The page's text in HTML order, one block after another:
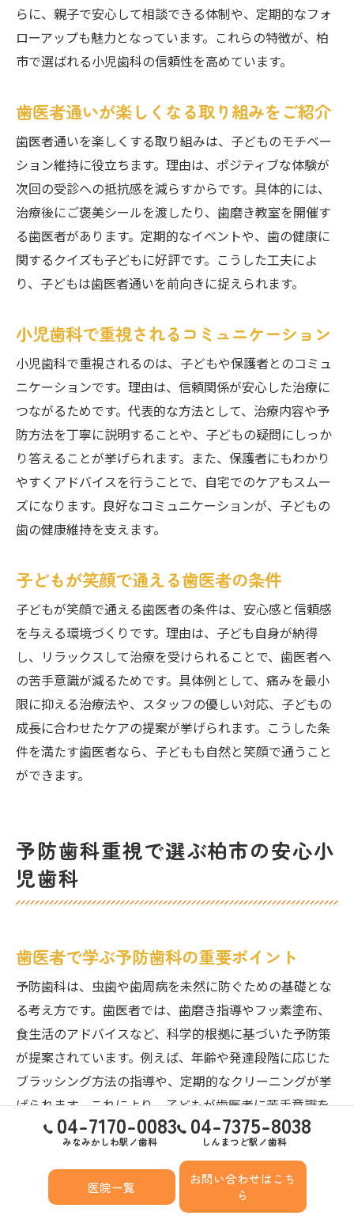
らに、親子で安心して相談できる体制や、定期的なフォ
ローアップも魅力となっています。これらの特徴が、柏
市で選ばれる小児歯科の信頼性を高めています。
歯医者通いが楽しくなる取り組みをご紹介
歯医者通いを楽しくする取り組みは、子どものモチベー
ション維持に役立ちます。理由は、ポジティブな体験が
次回の受診への抵抗感を減らすからです。具体的には、
治療後にご褒美シールを渡したり、歯磨き教室を開催す
る歯医者があります。定期的なイベントや、歯の健康に
関するクイズも子どもに好評です。こうした工夫によ
り、子どもは歯医者通いを前向きに捉えられます。
小児歯科で重視されるコミュニケーション
小児歯科で重視されるのは、子どもや保護者とのコミュ
ニケーションです。理由は、信頼関係が安心した治療に
つながるためです。代表的な方法として、治療内容や予
防方法を丁寧に説明することや、子どもの疑問にしっか
り答えることが挙げられます。また、保護者にもわかり
やすくアドバイスを行うことで、自宅でのケアもスムー
ズになります。良好なコミュニケーションが、子どもの
歯の健康維持を支えます。
子どもが笑顔で通える歯医者の条件
子どもが笑顔で通える歯医者の条件は、安心感と信頼感
を与える環境づくりです。理由は、子ども自身が納得
し、リラックスして治療を受けられることで、歯医者へ
の苦手意識が減るためです。具体例として、痛みを最小
限に抑える治療法や、スタッフの優しい対応、子どもの
成長に合わせたケアの提案が挙げられます。こうした条
件を満たす歯医者なら、子どもも自然と笑顔で通うこと
ができます。
予防歯科重視で選ぶ柏市の安心小
児歯科
歯医者で学ぶ予防歯科の重要ポイント
予防歯科は、虫歯や歯周病を未然に防ぐための基礎とな
る考え方です。歯医者では、歯磨き指導やフッ素塗布、
食生活のアドバイスなど、科学的根拠に基づいた予防策
が提案されています。例えば、年齢や発達段階に応じた
ブラッシング方法の指導や、定期的なクリーニングが挙
げられます。これにより、子どもが歯医者に苦手意識を
持たずに通院できる環境が整い、将来にわたる口腔健康
の基盤を作ることができます。
柏市の小児歯科が実践する予防ケア法
04-7170-0083
みなみかしわ駅ノ歯科
04-7375-8038
しんまつど駅ノ歯科
医院一覧
お問い合わせはこち
ら